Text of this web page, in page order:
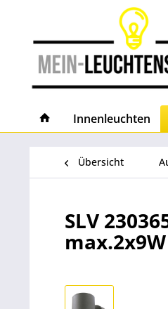
Innenleuchten
Übersicht
SLV
max.2x9W